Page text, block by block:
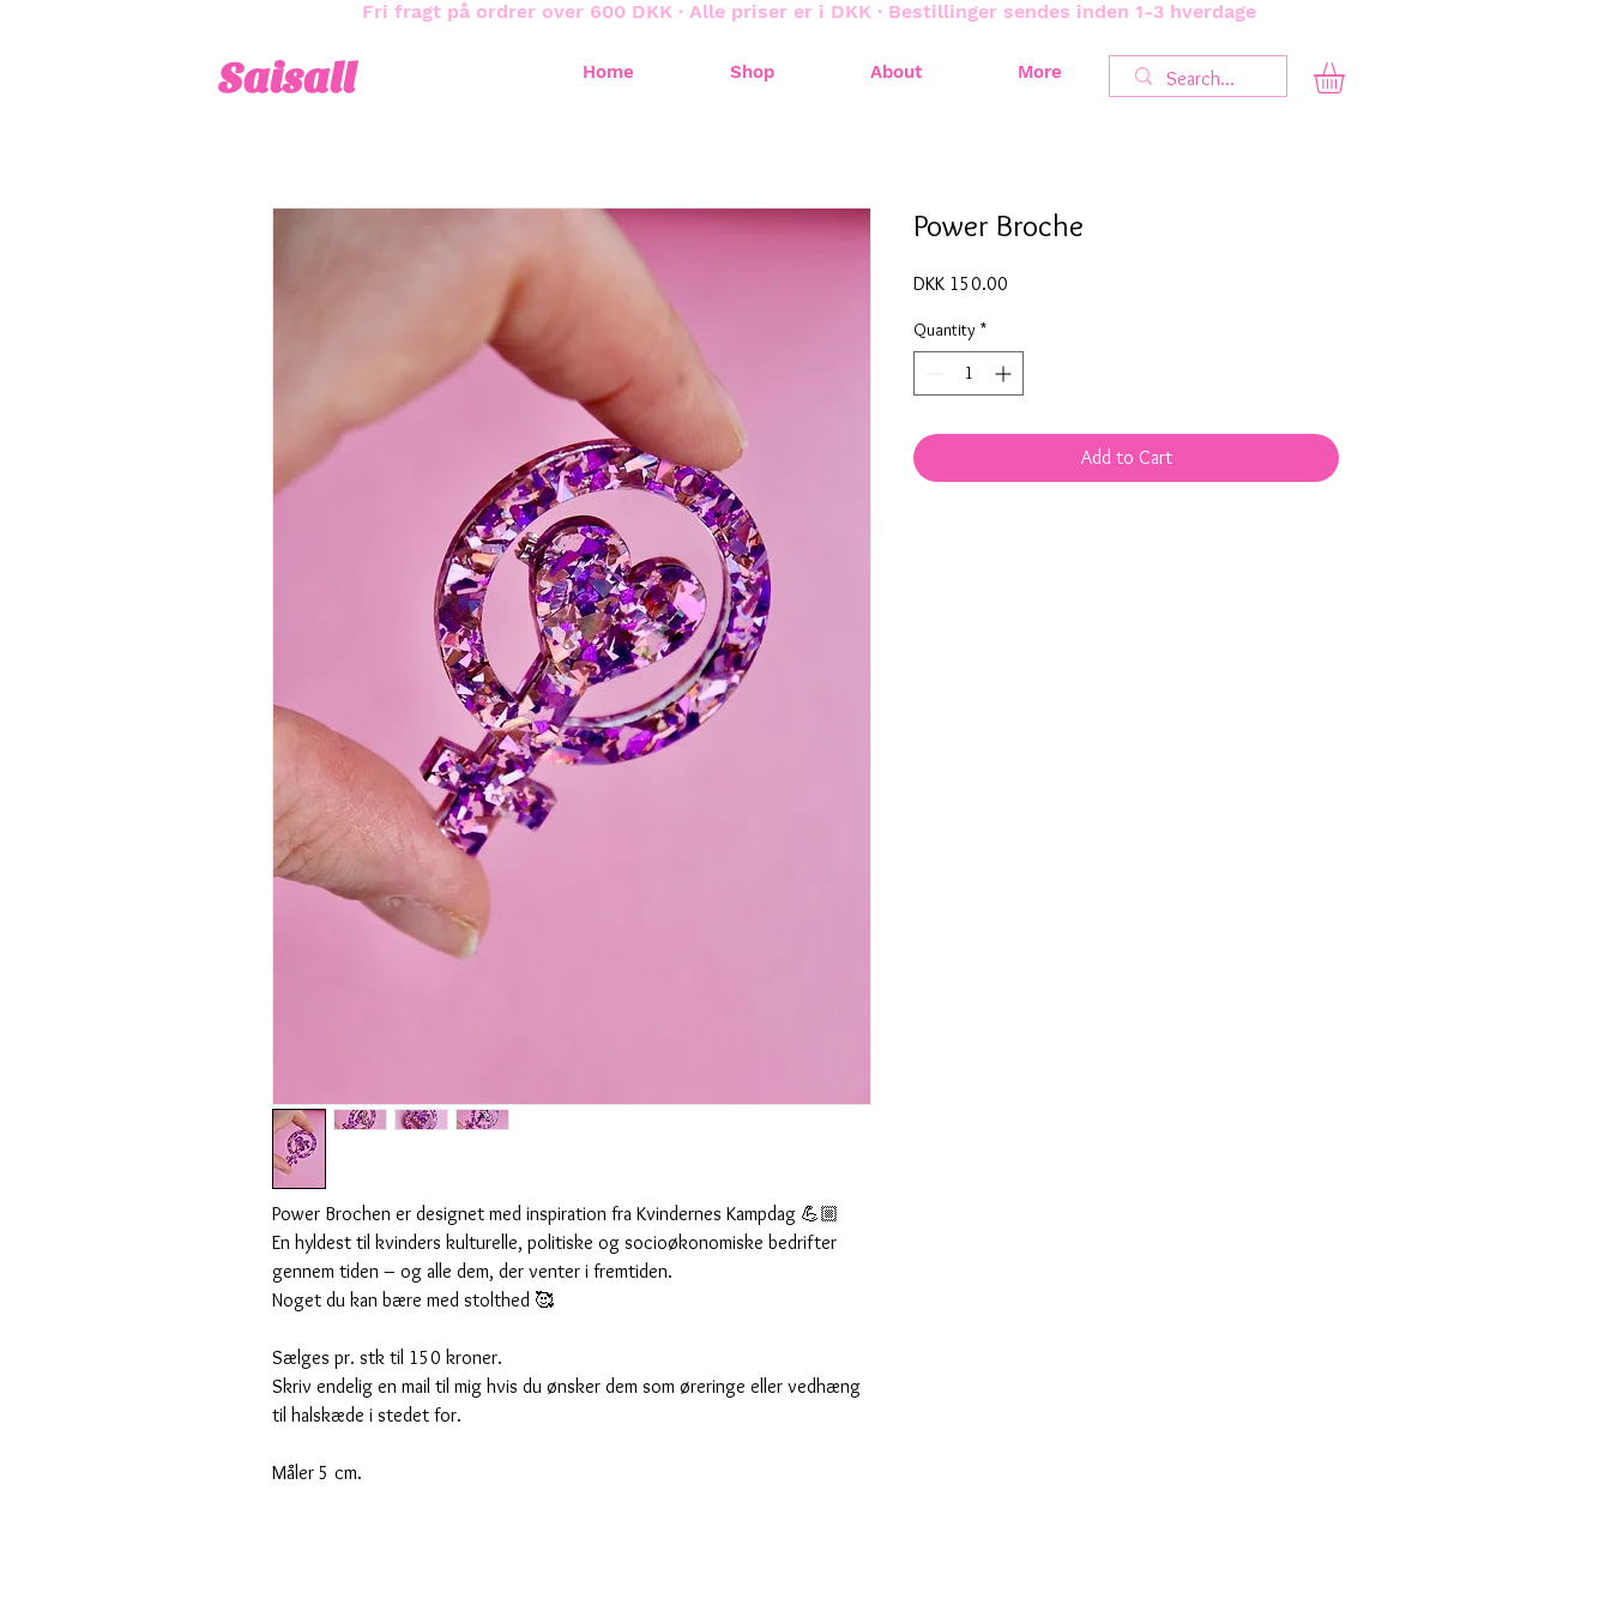
Fri fragt på ordrer over 600 DKK · Alle priser er i DKK · Bestillinger sendes inden 1-3 hverdage
Saisall Home Shop About More
Power Brochen er designet med inspiration fra Kvindernes Kampdag 💪🏼
En hyldest til kvinders kulturelle, politiske og socioøkonomiske bedrifter
gennem tiden – og alle dem, der venter i fremtiden.
Noget du kan bære med stolthed 🥰
Sælges pr. stk til 150 kroner.
Skriv endelig en mail til mig hvis du ønsker dem som øreringe eller vedhæng
til halskæde i stedet for.
Måler 5 cm.
Power Broche
DKK 150.00
Quantity *
Add to Cart